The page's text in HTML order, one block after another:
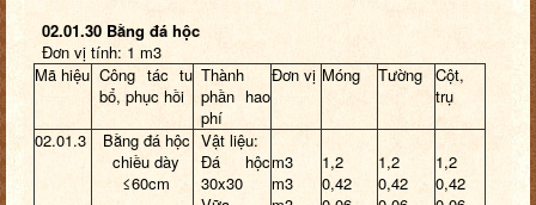
02.01.30 Bằng đá hộc
Đơn vị tính: 1 m3
Mã hiệu Công tác tu
bổ, phục hồi
Thành
phần hao
phí
Đơn vị Móng Tường Cột,
trụ
02.01.3
Bằng đá hộc
chiều dày
≤60cm
Vật liệu:
Đá hộc
30x30
m3
m3
1,2
0,42
1,2
0,42
1,2
0,42